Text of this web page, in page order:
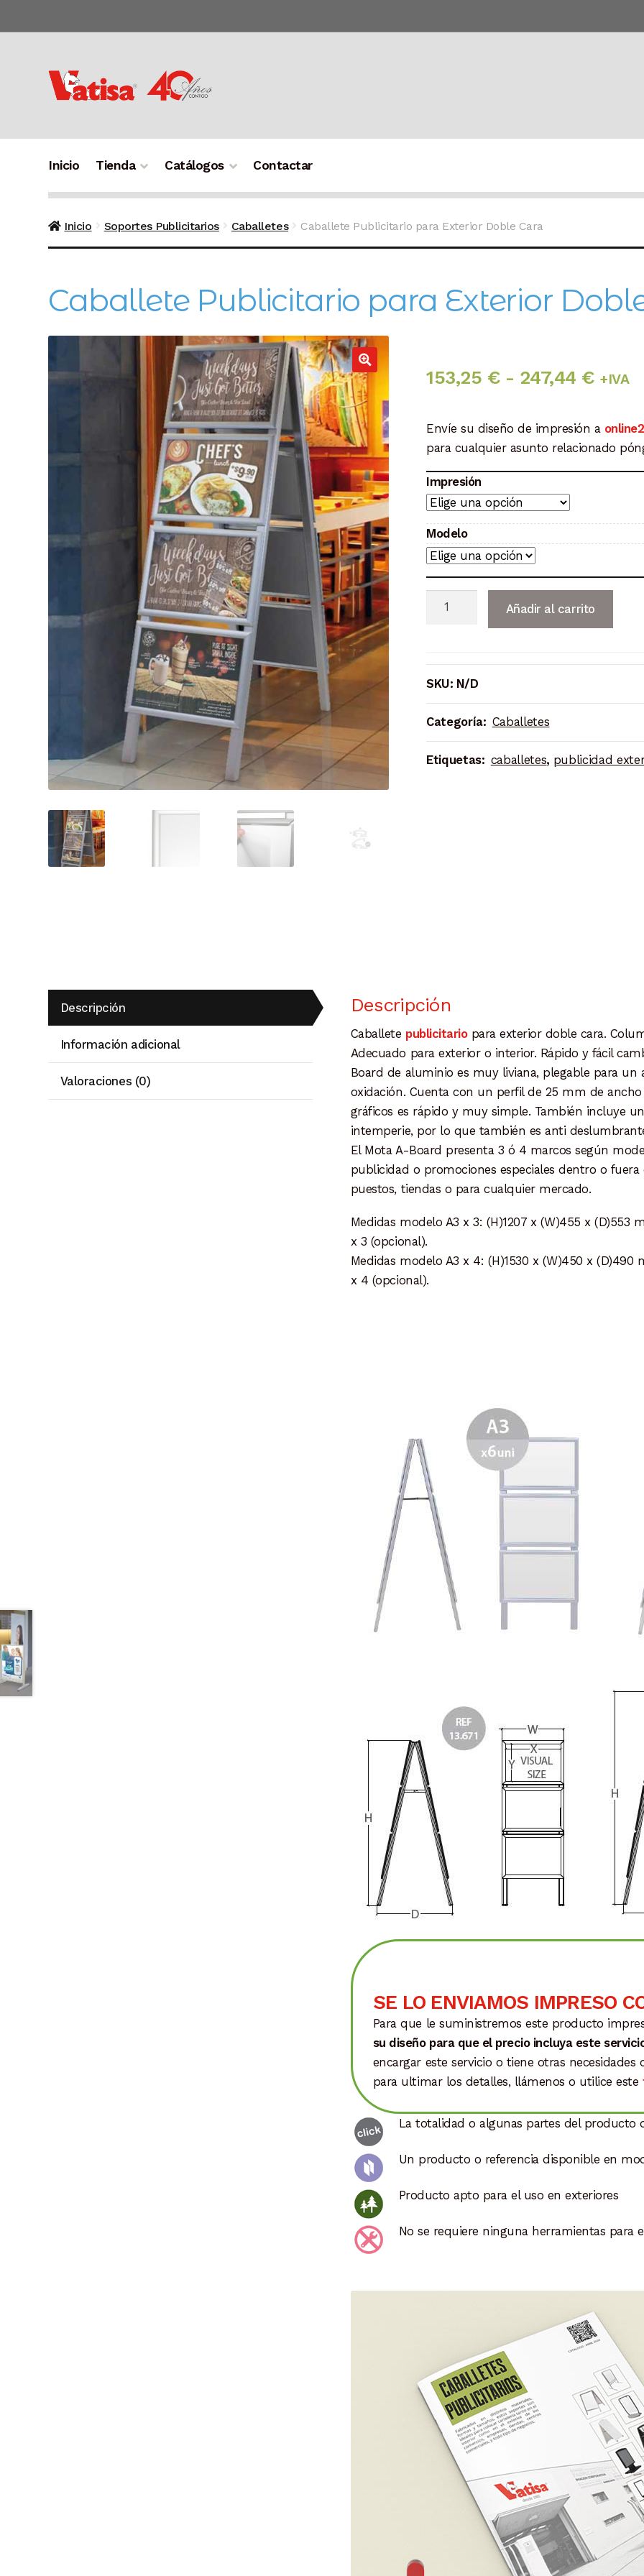
a
navegación
al
Inicio Tienda Catálogos Contactar
Inicio Soportes Publicitarios Caballetes Caballete Publicitario para Exterior Doble Cara
Caballete Publicitario para Exterior
153,25 € - 247,44 €
hasta
+IVA
Envíe su diseño de impresión a
para cualquier asunto relacionado
Impresión
Modelo
Caballete
Doble
cantidad
Añadir al carrito
SKU: N/D
Categoría: Caballetes
Etiquetas: caballetes, publicidad
Descripción
Información adicional
Valoraciones (0)
Descripción
Caballete publicitariopara exterior doble cara.
Adecuado paraexterior o interior. Rápido y fácil
Board de aluminio es muy liviana, plegable para
oxidación. Cuenta con un perfil de 25 mm de
gráficos es rápido y muy simple. También incluye
intemperie, por lo que también es anti
El Mota A-Board presenta 3 ó 4 marcos según
publicidad o promociones especiales dentro o
puestos, tiendas o para cualquier mercado.
Medidas modelo A3 x 3: (H)1207 x (W)455 x (D)553
x 3 (opcional).
Medidas modelo A3 x 4: (H)1530 x (W)450 x
x 4 (opcional).
SE LO ENVIAMOS IMPRESO
Para que le suministremos este producto
su diseño para que el precio incluya este
encargar este servicio o tiene otras
para ultimar los detalles, llámenos o utilice este
La totalidad o algunas partes del producto
Un producto o referencia disponible en
Producto apto para el uso en exteriores
No se requiere ninguna herramientas